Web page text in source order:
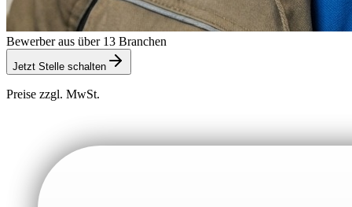
Bewerber aus über 13 Branchen
Jetzt Stelle schalten
Preise zzgl. MwSt.